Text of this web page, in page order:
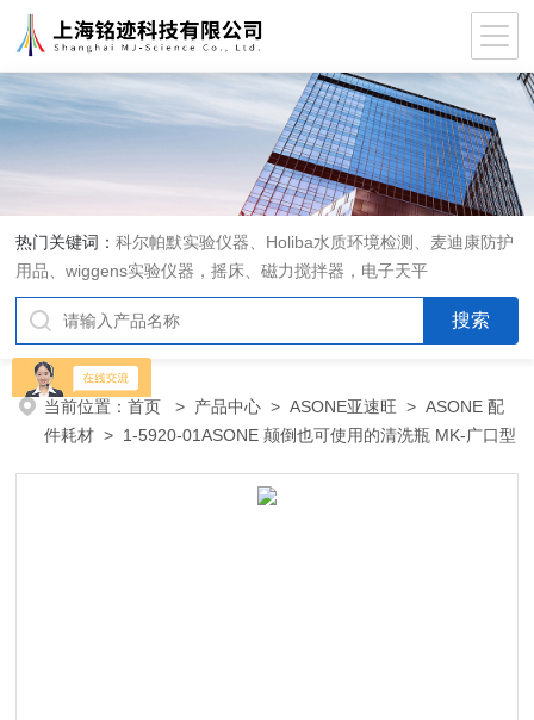
热门关键词：科尔帕默实验仪器、Holiba水质环境检测、麦迪康防护
用品、wiggens实验仪器，摇床、磁力搅拌器，电子天平
当前位置：首页 > 产品中心 >ASONE亚速旺 >ASONE 配
件耗材 > 1-5920-01ASONE 颠倒也可使用的清洗瓶 MK-广口型